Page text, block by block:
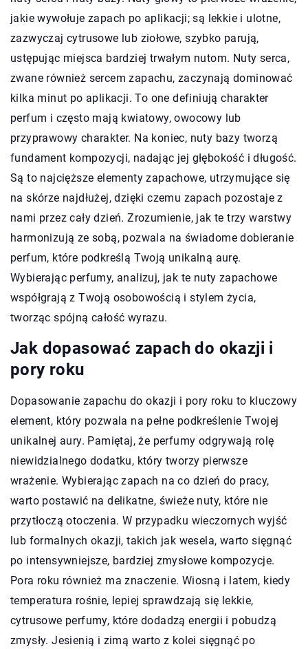
jakie wywołuje zapach po aplikacji; są lekkie i ulotne,
zazwyczaj cytrusowe lub ziołowe, szybko parują,
ustępując miejsca bardziej trwałym nutom. Nuty serca,
zwane również sercem zapachu, zaczynają dominować
kilka minut po aplikacji. To one definiują charakter
perfum i często mają kwiatowy, owocowy lub
przyprawowy charakter. Na koniec, nuty bazy tworzą
fundament kompozycji, nadając jej głębokość i długość.
Są to najcięższe elementy zapachowe, utrzymujące się
na skórze najdłużej, dzięki czemu zapach pozostaje z
nami przez cały dzień. Zrozumienie, jak te trzy warstwy
harmonizują ze sobą, pozwala na świadome dobieranie
perfum, które podkreślą Twoją unikalną aurę.
Wybierając perfumy, analizuj, jak te nuty zapachowe
współgrają z Twoją osobowością i stylem życia,
tworząc spójną całość wyrazu.
Jak dopasować zapach do okazji i
pory roku
Dopasowanie zapachu do okazji i pory roku to kluczowy
element, który pozwala na pełne podkreślenie Twojej
unikalnej aury. Pamiętaj, że perfumy odgrywają rolę
niewidzialnego dodatku, który tworzy pierwsze
wrażenie. Wybierając zapach na co dzień do pracy,
warto postawić na delikatne, świeże nuty, które nie
przytłoczą otoczenia. W przypadku wieczornych wyjść
lub formalnych okazji, takich jak wesela, warto sięgnąć
po intensywniejsze, bardziej zmysłowe kompozycje.
Pora roku również ma znaczenie. Wiosną i latem, kiedy
temperatura rośnie, lepiej sprawdzają się lekkie,
cytrusowe perfumy, które dodadzą energii i pobudzą
zmysły. Jesienią i zimą warto z kolei sięgnąć po